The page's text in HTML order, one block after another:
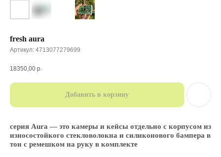
fresh aura
Артикул: 4713077279699
18350,00 р.
Добавить в корзину
серия Aura — это камеры и кейсы отдельно с корпусом из
износостойкого стекловолокна и силиконового бампера в
тон с ремешком на руку в комплекте